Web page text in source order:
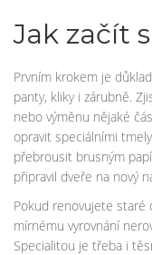
Jak začít
Prvním krokem je
panty, kliky i zárubně.
nebo výměnu nějaké
opravit speciálními
přebrousit brusným
připravil dveře na nový
Pokud renovujete staré
mírnému vyrovnání
Specialitou je třeba i